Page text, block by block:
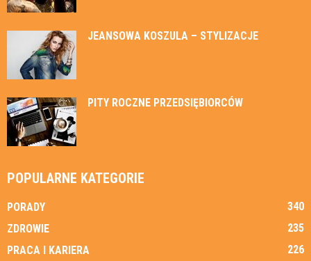
JEANSOWA KOSZULA – STYLIZACJE
PITY ROCZNE PRZEDSIĘBIORCÓW
POPULARNE KATEGORIE
PORADY
340
ZDROWIE
235
PRACA I KARIERA
226